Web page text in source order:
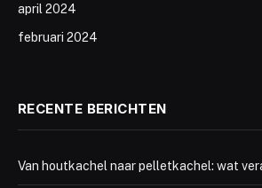
april 2024
februari 2024
RECENTE BERICHTEN
Van houtkachel naar pelletkachel: wat